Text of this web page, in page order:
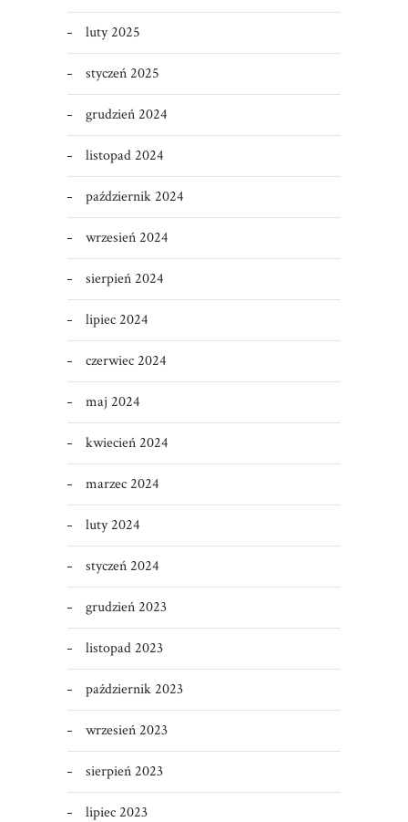
luty 2025
styczeń 2025
grudzień 2024
listopad 2024
październik 2024
wrzesień 2024
sierpień 2024
lipiec 2024
czerwiec 2024
maj 2024
kwiecień 2024
marzec 2024
luty 2024
styczeń 2024
grudzień 2023
listopad 2023
październik 2023
wrzesień 2023
sierpień 2023
lipiec 2023